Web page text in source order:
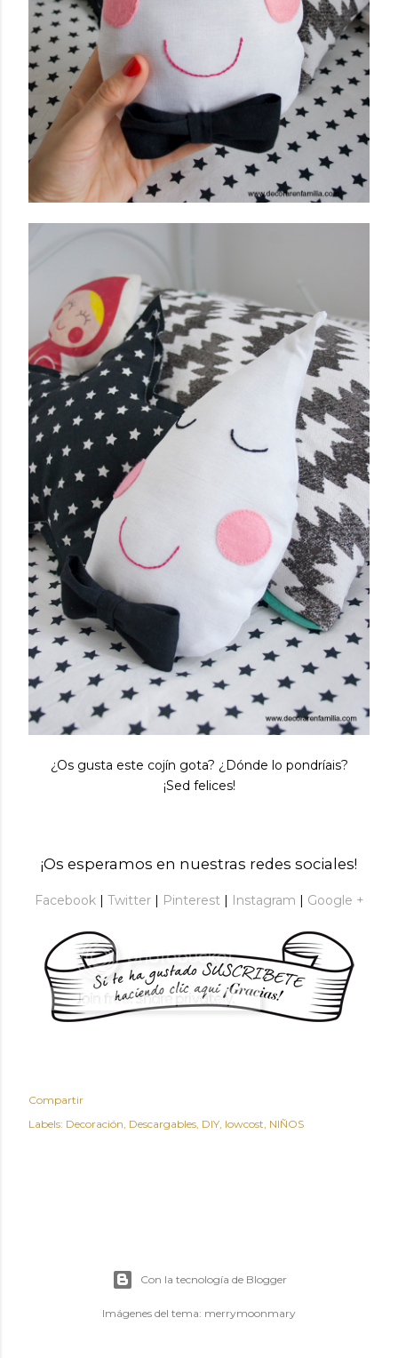
¿Os gusta este cojín gota? ¿Dónde lo pondríais?
¡Sed felices!
¡Os esperamos en nuestras redes sociales!
Facebook| Twitter| Pinterest| Instagram | Google +
Compartir
Labels: Decoración Descargables DIY lowcost NIÑOS
Con la tecnología de Blogger
Imágenes del tema: merrymoonmary